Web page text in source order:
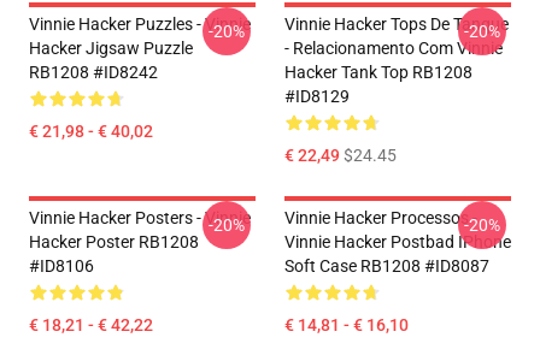
Vinnie Hacker Puzzles - Vinnie
Hacker Jigsaw Puzzle
RB1208 #ID8242
€ 21,98 - € 40,02
-20%
Vinnie Hacker Tops De Tanque
- Relacionamento Com Vinnie
Hacker Tank Top RB1208
#ID8129
€ 22,49$24.45
-20%
Vinnie Hacker Posters - Vinnie
Hacker Poster RB1208
#ID8106
€ 18,21 - € 42,22
-20%
Vinnie Hacker Processos -
Vinnie Hacker Postbad IPhone
Soft Case RB1208 #ID8087
€ 14,81 - € 16,10
-20%